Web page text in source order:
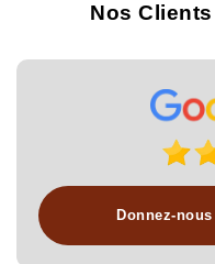
Nos
Donnez-